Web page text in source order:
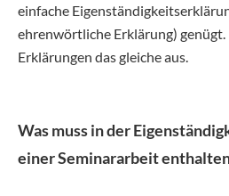
einfache
ehrenwörtliche Erklärung)
Erklärungen das gleiche aus.
Was muss in der
einer Seminararbeit